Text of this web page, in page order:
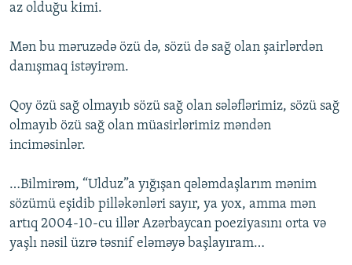
az olduğu kimi.
Mən bu məruzədə özü də, sözü də sağ olan şairlərdən
danışmaq istəyirəm.
Qoy özü sağ olmayıb sözü sağ olan sələflərimiz, sözü sağ
olmayıb özü sağ olan müasirlərimiz məndən
inciməsinlər.
…Bilmirəm, “Ulduz”a yığışan qələmdaşlarım mənim
sözümü eşidib pilləkənləri sayır, ya yox, amma mən
artıq 2004-10-cu illər Azərbaycan poeziyasını orta və
yaşlı nəsil üzrə təsnif eləməyə başlayıram…